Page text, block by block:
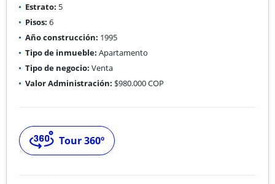
Estrato: 5
Pisos: 6
Año construcción: 1995
Tipo de inmueble: Apartamento
Tipo de negocio: Venta
Valor Administración: $980.000 COP
Tour 360º